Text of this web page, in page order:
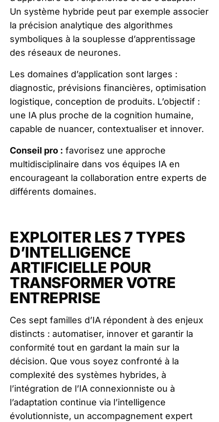
Un système hybride peut par exemple associer
la précision analytique des algorithmes
symboliques à la souplesse d’apprentissage
des réseaux de neurones.
Les domaines d’application sont larges :
diagnostic, prévisions financières, optimisation
logistique, conception de produits. L’objectif :
une IA plus proche de la cognition humaine,
capable de nuancer, contextualiser et innover.
Conseil pro : favorisez une approche
multidisciplinaire dans vos équipes IA en
encourageant la collaboration entre experts de
différents domaines.
EXPLOITER LES 7 TYPES
D’INTELLIGENCE
ARTIFICIELLE POUR
TRANSFORMER VOTRE
ENTREPRISE
Ces sept familles d’IA répondent à des enjeux
distincts : automatiser, innover et garantir la
conformité tout en gardant la main sur la
décision. Que vous soyez confronté à la
complexité des systèmes hybrides, à
l’intégration de l’IA connexionniste ou à
l’adaptation continue via l’intelligence
évolutionniste, un accompagnement expert